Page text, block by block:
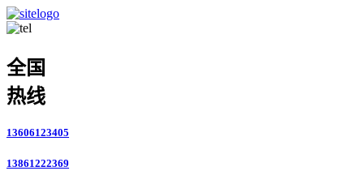
全国
热线
13606123405
13861222369